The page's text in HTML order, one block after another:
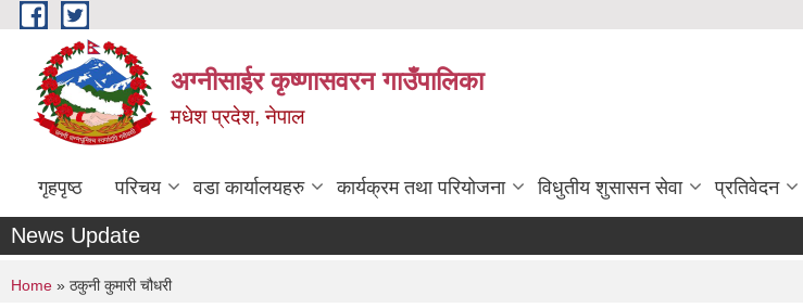
Skip to main content
अग्नीसाईर कृष्णासवरन गाउँपालिका
मधेश प्रदेश, नेपाल
गृहपृष्ठ परिचय वडा कार्यालयहरु कार्यक्रम तथा परियोजना विधुतीय शुसासन सेवा प्रतिवेदन
News Update
You are here
Home » ठकुनी कुमारी चौधरी